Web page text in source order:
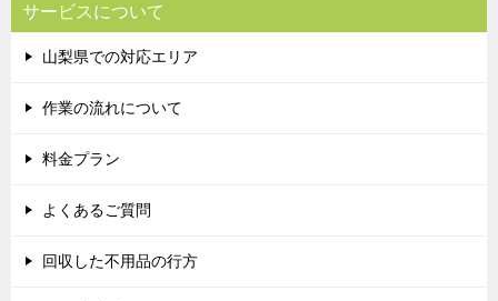
サービスについて
山梨県での対応エリア
作業の流れについて
料金プラン
よくあるご質問
回収した不用品の行方